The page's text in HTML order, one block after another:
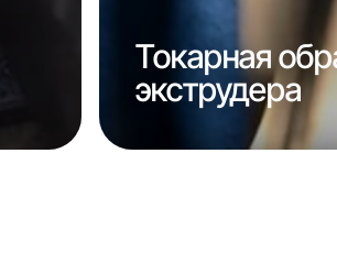
Токарная
экструдера